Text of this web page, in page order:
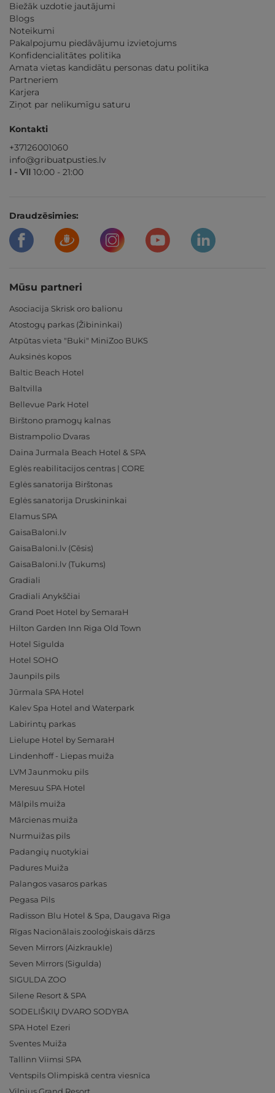
Biežāk uzdotie jautājumi
Blogs
Noteikumi
Pakalpojumu piedāvājumu izvietojums
Konfidencialitātes politika
Amata vietas kandidātu personas datu politika
Partneriem
Karjera
Ziņot par nelikumīgu saturu
Kontakti
+37126001060
info@gribuatpusties.lv
I - VII 10:00 - 21:00
Draudzēsimies:
Mūsu partneri
Asociacija Skrisk oro balionu
Atostogų parkas (Žibininkai)
Atpūtas vieta "Buki" MiniZoo BUKS
Auksinės kopos
Baltic Beach Hotel
Baltvilla
Bellevue Park Hotel
Birštono pramogų kalnas
Bistrampolio Dvaras
Daina Jurmala Beach Hotel & SPA
Eglės reabilitacijos centras | CORE
Eglės sanatorija Birštonas
Eglės sanatorija Druskininkai
Elamus SPA
GaisaBaloni.lv
GaisaBaloni.lv (Cēsis)
GaisaBaloni.lv (Tukums)
Gradiali
Gradiali Anykščiai
Grand Poet Hotel by SemaraH
Hilton Garden Inn Riga Old Town
Hotel Sigulda
Hotel SOHO
Jaunpils pils
Jūrmala SPA Hotel
Kalev Spa Hotel and Waterpark
Labirintų parkas
Lielupe Hotel by SemaraH
Lindenhoff - Liepas muiža
LVM Jaunmoku pils
Meresuu SPA Hotel
Mālpils muiža
Mārcienas muiža
Nurmuižas pils
Padangių nuotykiai
Padures Muiža
Palangos vasaros parkas
Pegasa Pils
Radisson Blu Hotel & Spa, Daugava Riga
Rīgas Nacionālais zooloģiskais dārzs
Seven Mirrors (Aizkraukle)
Seven Mirrors (Sigulda)
SIGULDA ZOO
Silene Resort & SPA
SODELIŠKIŲ DVARO SODYBA
SPA Hotel Ezeri
Sventes Muiža
Tallinn Viimsi SPA
Ventspils Olimpiskā centra viesnīca